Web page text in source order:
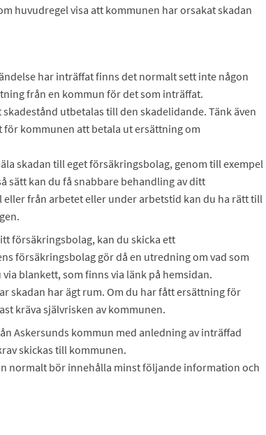
huvudregel visa att kommunen har orsakat skadan
har inträffat finns det normalt sett inte någon
från en kommun för det som inträffat.
utbetalas till den skadelidande. Tänk även
kommunen att betala ut ersättning om
skadan till eget försäkringsbolag, genom till exempel
sätt kan du få snabbare behandling av ditt
från arbetet eller under arbetstid kan du ha rätt till
försäkringsbolag, kan du skicka ett
försäkringsbolag gör då en utredning om vad som
blankett, som finns via länk på hemsidan.
skadan har ägt rum. Om du har fått ersättning för
kräva självrisken av kommunen.
Askersunds kommun med anledning av inträffad
skickas till kommunen.
normalt bör innehålla minst följande information och